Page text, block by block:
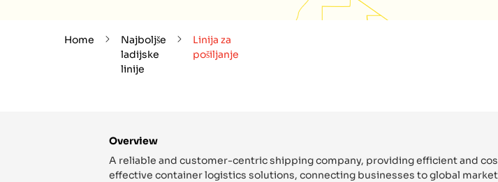
Home
Najboljše
ladijske
linije
Linija za
pošiljanje
Overview
A reliable and customer-centric shipping company, providing efficient and
effective container logistics solutions, connecting businesses to global